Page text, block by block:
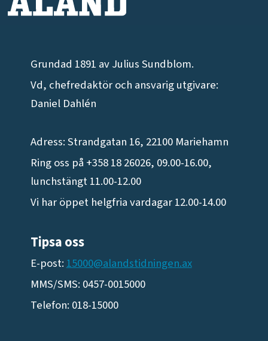
Grundad 1891 av Julius Sundblom.
Vd, chefredaktör och ansvarig utgivare:
Daniel Dahlén
Adress: Strandgatan 16, 22100 Mariehamn
Ring oss på +358 18 26026, 09.00-16.00,
lunchstängt 11.00-12.00
Vi har öppet helgfria vardagar 12.00-14.00
Tipsa oss
E-post:15000@alandstidningen.ax
MMS/SMS: 0457-0015000
Telefon: 018-15000